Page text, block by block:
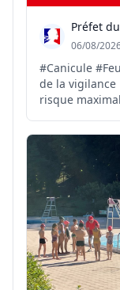
Préfet
06/08/
#Canicule
de la vigilance
risque maximal
37°C sur le littoral et
https://